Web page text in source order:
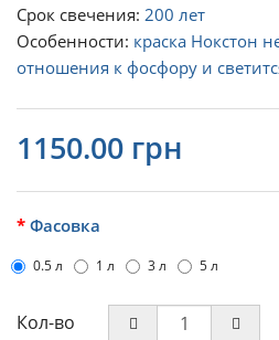
Срок свечения: 200 лет
Особенности: краска Нокстон
отношения к фосфору и
1150.00 грн
Фасовка
0.5 л 1 л 3 л 5 л
Кол-во